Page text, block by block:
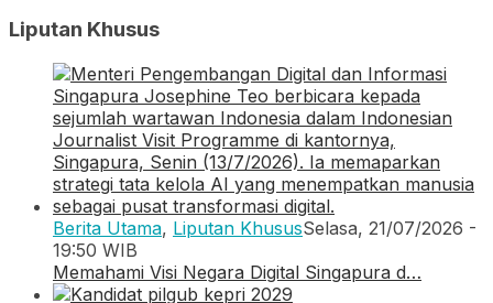
Liputan Khusus
Berita Utama, Liputan KhususSelasa, 21/07/2026 -
19:50 WIB
Memahami Visi Negara Digital Singapura d…